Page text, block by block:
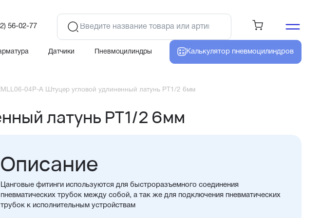
56-02-77
Датчики Пневмоцилиндры Калькулятор пневмоцилиндров
04P-A Штуцер угловой удлиненный латунь PT1/2 6мм
латунь PT1/2 6мм
Описание
Цанговые фитинги используются для быстроразъемного соединения
пневматических трубок между собой, а так же для подключения пневматических
трубок к исполнительным устройствам